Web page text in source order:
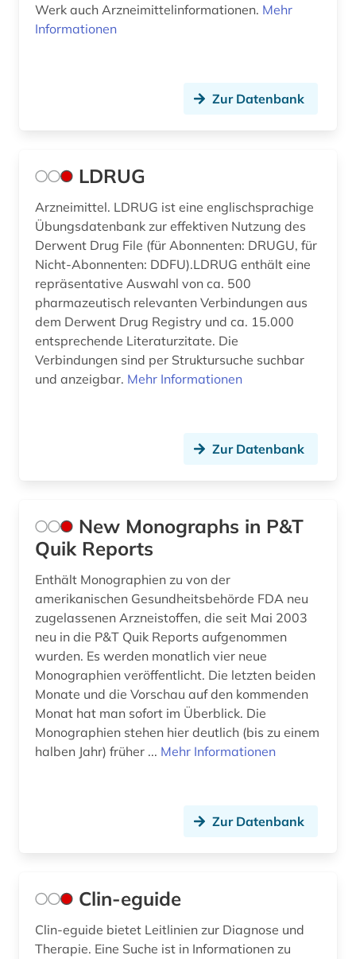
Werk auch Arzneimittelinformationen. Mehr
Informationen
Zur Datenbank
LDRUG
Arzneimittel. LDRUG ist eine englischsprachige
Übungsdatenbank zur effektiven Nutzung des
Derwent Drug File (für Abonnenten: DRUGU, für
Nicht-Abonnenten: DDFU).LDRUG enthält eine
repräsentative Auswahl von ca. 500
pharmazeutisch relevanten Verbindungen aus
dem Derwent Drug Registry und ca. 15.000
entsprechende Literaturzitate. Die
Verbindungen sind per Struktursuche suchbar
und anzeigbar. Mehr Informationen
Zur Datenbank
New Monographs in P&T
Quik Reports
Enthält Monographien zu von der
amerikanischen Gesundheitsbehörde FDA neu
zugelassenen Arzneistoffen, die seit Mai 2003
neu in die P&T Quik Reports aufgenommen
wurden. Es werden monatlich vier neue
Monographien veröffentlicht. Die letzten beiden
Monate und die Vorschau auf den kommenden
Monat hat man sofort im Überblick. Die
Monographien stehen hier deutlich (bis zu einem
halben Jahr) früher ... Mehr Informationen
Zur Datenbank
Clin-eguide
Clin-eguide bietet Leitlinien zur Diagnose und
Therapie. Eine Suche ist in Informationen zu